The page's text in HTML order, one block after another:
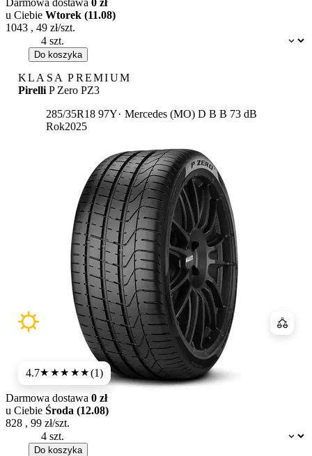
Dostępność:
u Ciebie Wtorek (11.08)
1043 , 49 zł/szt.
Do koszyka
KLASA PREMIUM
Pirelli P Zero PZ3
285/35R18 97Y
Mercedes (MO) Etykieta:
D B B 73 dB
Rok2025
4.7★★★★★(1)
Dostępność:
Darmowa dostawa 0 zł
u Ciebie Środa (12.08)
828 , 99 zł/szt.
Do koszyka